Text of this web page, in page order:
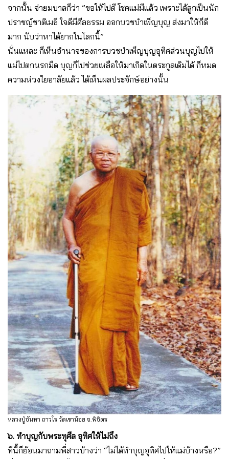
จากนั้น จ่ายมบาลก็ว่า ”ขอให้ไปดี โชคแม่มีแล้ว เพราะได้ลูกเป็นนัก
ปราชญ์ชาติเมธี ใจดีมีศีลธรรม ออกบวชบำเพ็ญบุญ ส่งมาให้ก็ดี
มาก นับว่าหาได้ยากในโลกนี้”
นั่นแหละ ก็เห็นอำนาจของการบวชบำเพ็ญบุญอุทิศส่วนบุญไปให้
แม่ไปตกนรกมืด บุญก็ไปช่วยเหลือให้มาเกิดในตระกูลเดิมได้ ก็หมด
ความห่วงใยอาลัยแล้ว ได้เห็นผลประจักษ์อย่างนั้น
หลวงปู่จันทา ถาวโร วัดเขาน้อย จ.พิจิตร
๖. ทำบุญกับพระทุศีล อุทิศให้ไม่ถึง
ทีนี้ก็ย้อนมาถามพี่สาวบ้างว่า “ไม่ได้ทำบุญอุทิศไปให้แม่บ้างหรือ?”